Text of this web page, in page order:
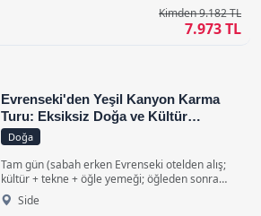
Kimden 9.182 TL
7.973 TL
Evrenseki'den Yeşil Kanyon Karma
Turu: Eksiksiz Doğa ve Kültür
Yolculuğu
Doğa
Tam gün (sabah erken Evrenseki otelden alış;
kültür + tekne + öğle yemeği; öğleden sonra
dönüş) • Evrenseki’deki otelinizden Green
Canyon’a ve geri dönüşte aynı şekilde konforlu
Side